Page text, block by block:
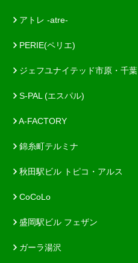
アトレ -atre-
PERIE(ペリエ)
ジェフユナイテッド市原・千葉
S-PAL (エスパル)
A-FACTORY
錦糸町テルミナ
秋田駅ビル トピコ・アルス
CoCoLo
盛岡駅ビル フェザン
ガーラ湯沢